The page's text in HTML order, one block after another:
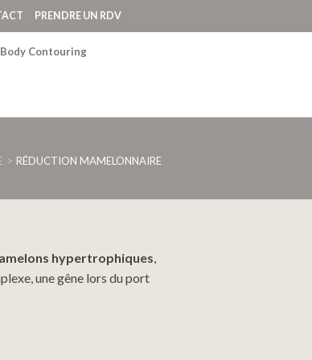
PRENDRE UN RDV
Body Contouring
RÉDUCTION MAMELONNAIRE
hypertrophiques,
une gêne lors du port